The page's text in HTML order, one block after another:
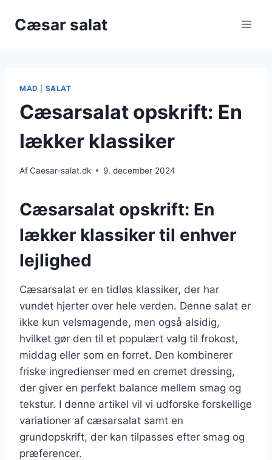
Cæsar salat
MAD SALAT
Cæsarsalat opskrift: En
lækker klassiker
AfCaesar-salat.dk 9. december 2024
Cæsarsalat opskrift: En
lækker klassiker til enhver
lejlighed
Cæsarsalat er en tidløs klassiker, der har
vundet hjerter over hele verden. Denne salat er
ikke kun velsmagende, men også alsidig,
hvilket gør den til et populært valg til frokost,
middag eller som en forret. Den kombinerer
friske ingredienser med en cremet dressing,
der giver en perfekt balance mellem smag og
tekstur. I denne artikel vil vi udforske forskellige
variationer af cæsarsalat samt en
grundopskrift, der kan tilpasses efter smag og
præferencer.